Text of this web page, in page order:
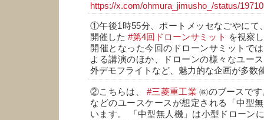
https://x.com/ohmura_jimusho_/status/
①午後1時55分、ポートメッセなごやにて
開催した#第4回ドローンサミット を視察
開催となった今回のドローンサミットで
よる講演のほか、ドローンの様々なユー
外デモフライトなど、魅力的な企画が多数
②こちらは、#三菱重工業 ㈱のブースで
などのユースケースが想定される「中型
います。 「中型無人機」は小型ドローン